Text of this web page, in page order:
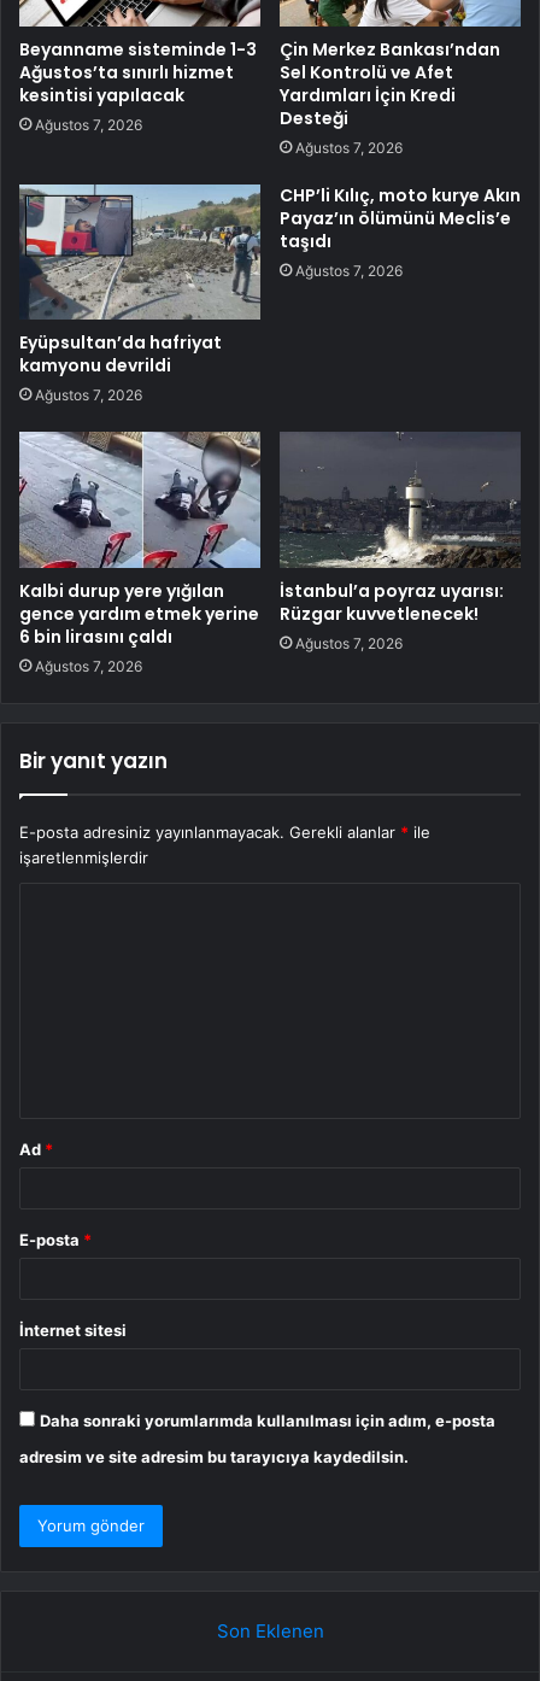
Beyanname sisteminde 1-3
Ağustos’ta sınırlı hizmet
kesintisi yapılacak
Ağustos 7, 2026
Çin Merkez Bankası’ndan
Sel Kontrolü ve Afet
Yardımları İçin Kredi
Desteği
Ağustos 7, 2026
Eyüpsultan’da hafriyat
kamyonu devrildi
Ağustos 7, 2026
CHP’li Kılıç, moto kurye Akın
Payaz’ın ölümünü Meclis’e
taşıdı
Ağustos 7, 2026
Kalbi durup yere yığılan
gence yardım etmek yerine
6 bin lirasını çaldı
Ağustos 7, 2026
İstanbul’a poyraz uyarısı:
Rüzgar kuvvetlenecek!
Ağustos 7, 2026
Bir yanıt yazın
E-posta adresiniz yayınlanmayacak. Gerekli alanlar * ile
işaretlenmişlerdir
Ad *
E-posta *
İnternet sitesi
Daha sonraki yorumlarımda kullanılması için adım, e-posta
adresim ve site adresim bu tarayıcıya kaydedilsin.
Son Eklenen